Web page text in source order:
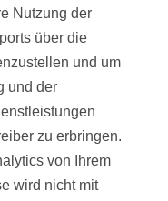
Nutzung der
über die
und um
und der
zu erbringen.
von Ihrem
wird nicht mit